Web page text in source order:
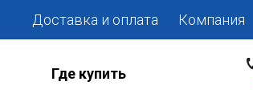
Доставка и оплата Компания
Где купить